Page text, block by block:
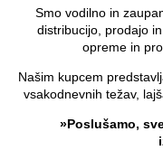
Smo vodilno in
distribucijo, prodajo
opreme in
Našim kupcem
vsakodnevnih težav,
»Poslušamo,